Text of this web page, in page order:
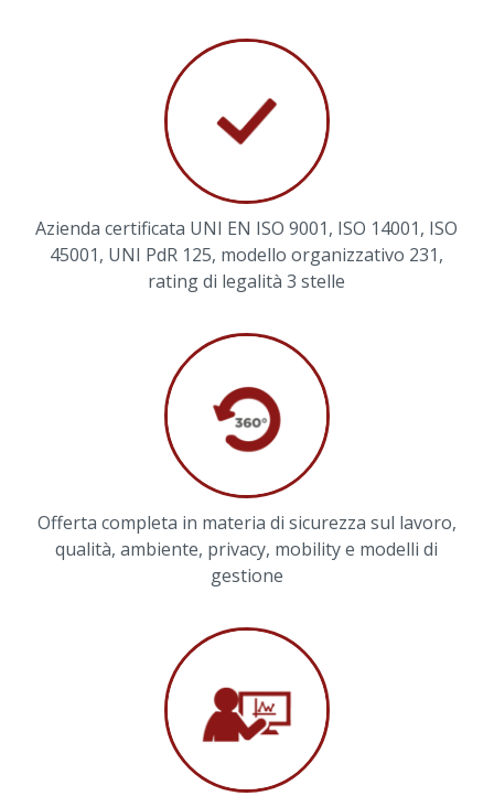
Azienda certificata UNI EN ISO 9001, ISO 14001, ISO
45001, UNI PdR 125, modello organizzativo 231,
rating di legalità 3 stelle
Offerta completa in materia di sicurezza sul lavoro,
qualità, ambiente, privacy, mobility e modelli di
gestione